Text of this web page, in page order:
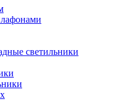
светильники